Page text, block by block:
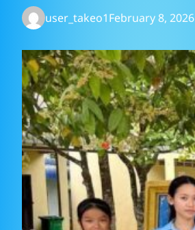
user_takeo1February 8, 2026